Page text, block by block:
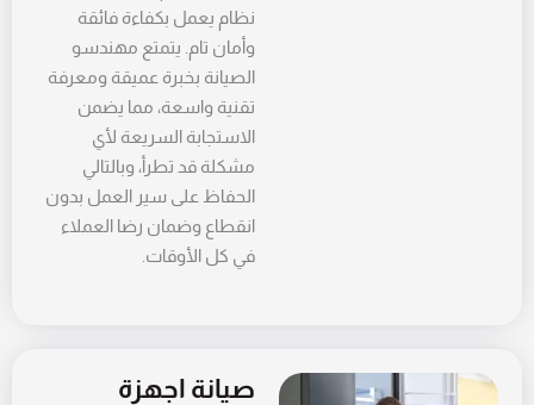
نظام يعمل بكفاءة فائقة
وأمان تام. يتمتع مهندسو
الصيانة بخبرة عميقة ومعرفة
تقنية واسعة، مما يضمن
الاستجابة السريعة لأي
مشكلة قد تطرأ، وبالتالي
الحفاظ على سير العمل بدون
انقطاع وضمان رضا العملاء
في كل الأوقات.
صيانة اجهزة